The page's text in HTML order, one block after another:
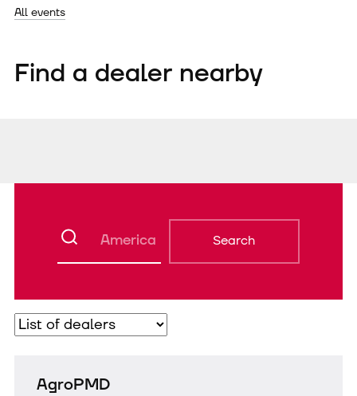
All events
Find a dealer nearby
Search
AgroPMD